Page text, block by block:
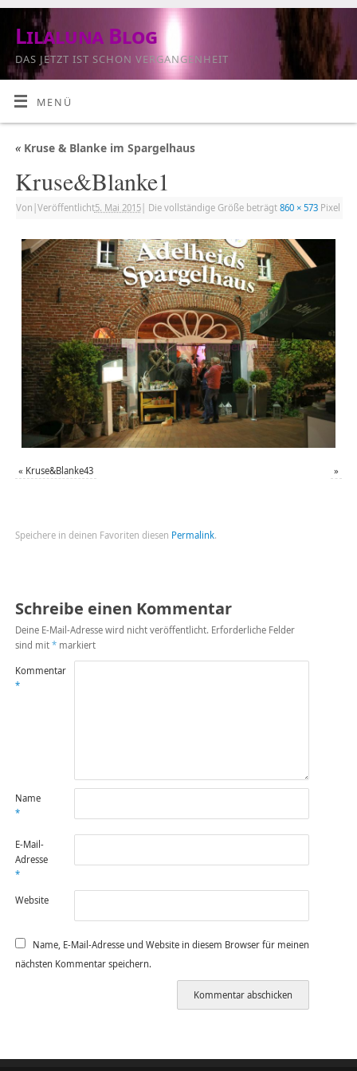
Lilaluna Blog
DAS JETZT IST SCHON VERGANGENHEIT
MENÜ
«Kruse & Blanke im Spargelhaus
Kruse&Blanke1
Von Veröffentlicht5. Mai 2015| Die vollständige Größe beträgt 860 × 573Pixel
« Kruse&Blanke43 »
Speichere in deinen Favoriten diesen Permalink.
Schreibe einen Kommentar
Deine E-Mail-Adresse wird nicht veröffentlicht. Erforderliche Felder
sind mit *markiert
Kommentar
*
Name
*
E-Mail-
Adresse
*
Website
Name, E-Mail-Adresse und Website in diesem Browser für meinen
nächsten Kommentar speichern.